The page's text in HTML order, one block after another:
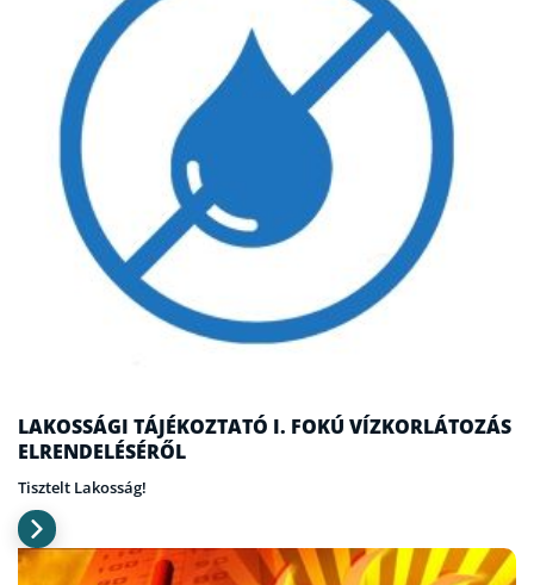
LAKOSSÁGI TÁJÉKOZTATÓ I. FOKÚ VÍZKORLÁTOZÁS
ELRENDELÉSÉRŐL
Tisztelt Lakosság!